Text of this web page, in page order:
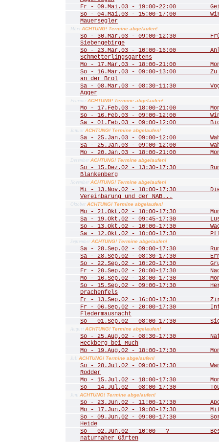
Fr - 09.Mai.03 - 19:00-22:00
So - 04.Mai.03 - 15:00-17:00 Wir
Mauersegler
März ACHTUNG! Termine abgelaufen!
So - 30.Mar.03 - 09:00-12:30
Siebengebirge
So - 23.Mar.03 - 10:00-16:00
Schmetterlingsgartens
Mo - 17.Mar.03 - 18:00-21:00
So - 16.Mar.03 - 09:00-13:00 Zu
an der Bröl
Sa - 08.Mar.03 - 08:30-11:30
Agger
Februar ACHTUNG! Termine abgelaufen!
Mo - 17.Feb.03 - 18:00-21:00
So - 16.Feb.03 - 09:00-12:00
Sa - 01.Feb.03 - 09:00-12:00
Januar ACHTUNG! Termine abgelaufen!
Sa - 25.Jan.03 - 09:00-12:00
Sa - 25.Jan.03 - 09:00-12:00
Mo - 20.Jan.03 - 18:00-21:00
Dezember ACHTUNG! Termine abgelaufen!
So - 15.Dez.02 - 13:30-17:30 Rund
Blankenberg
November ACHTUNG! Termine abgelaufen!
Mi - 13.Nov.02 - 18:00-17:30 Die
Vereinbarung und der NAB...
Oktober ACHTUNG! Termine abgelaufen!
Mo - 21.Okt.02 - 18:00-17:30
Sa - 19.Okt.02 - 09:45-17:30 Lust
So - 13.Okt.02 - 10:00-17:30
Sa - 12.Okt.02 - 10:00-17:30
September ACHTUNG! Termine abgelaufen!
Sa - 28.Sep.02 - 09:00-17:30 Rund
Sa - 28.Sep.02 - 08:30-17:30
So - 22.Sep.02 - 10:20-17:30
Fr - 20.Sep.02 - 20:00-17:30
Mo - 16.Sep.02 - 18:00-17:30
So - 15.Sep.02 - 09:00-17:30
Drachenfels
Fr - 13.Sep.02 - 16:00-17:30
Fr - 06.Sep.02 - 20:00-17:30
Fledermausnacht
So - 01.Sep.02 - 08:00-17:30
August ACHTUNG! Termine abgelaufen!
So - 25.Aug.02 - 08:30-17:30
Heckberg bei Much
Mo - 19.Aug.02 - 18:00-17:30
Juli ACHTUNG! Termine abgelaufen!
So - 28.Jul.02 - 09:00-17:30
Rodder
Mo - 15.Jul.02 - 18:00-17:30
So - 14.Jul.02 - 08:00-17:30 Tour
Juni ACHTUNG! Termine abgelaufen!
So - 23.Jun.02 - 11:00-17:30
Mo - 17.Jun.02 - 19:00-17:30
So - 09.Jun.02 - 09:00-17:30
Heide
So - 02.Jun.02 - 10:00- ?
naturnaher Gärten